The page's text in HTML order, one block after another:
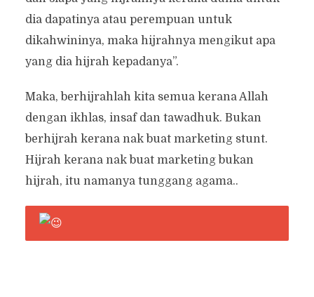
dia dapatinya atau perempuan untuk
dikahwininya, maka hijrahnya mengikut apa
yang dia hijrah kepadanya”.
Maka, berhijrahlah kita semua kerana Allah
dengan ikhlas, insaf dan tawadhuk. Bukan
berhijrah kerana nak buat marketing stunt.
Hijrah kerana nak buat marketing bukan
hijrah, itu namanya tunggang agama..